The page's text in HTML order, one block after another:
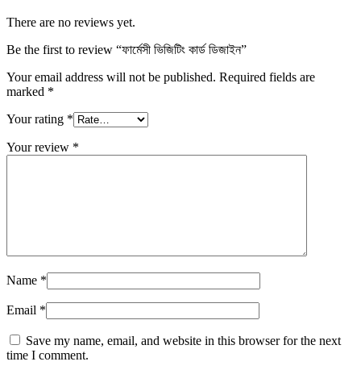
There are no reviews yet.
Be the first to review “ফার্মেসী ভিজিটিং কার্ড ডিজাইন”
Your email address will not be published. Required fields are
marked *
Your rating *
Your review *
Name *
Email *
Save my name, email, and website in this browser for the next
time I comment.